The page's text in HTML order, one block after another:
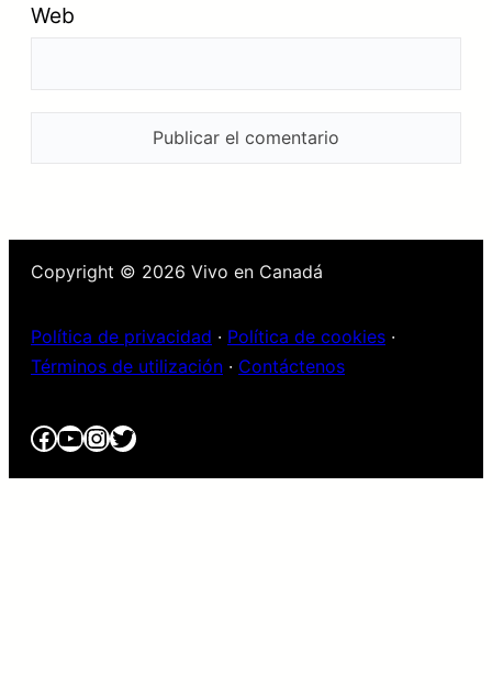
Web
Copyright © 2026 Vivo en Canadá
Política de privacidad · Política de cookies ·
Términos de utilización · Contáctenos
Facebook
YouTube
Instagram
Twitter